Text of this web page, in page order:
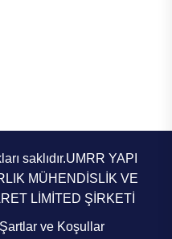
saklıdır.UMRR YAPI
MÜHENDİSLİK VE
LİMİTED ŞİRKETİ
Şartlar ve Koşullar